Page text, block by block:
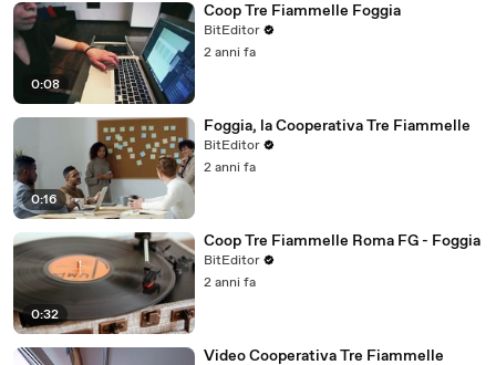
0:08
Coop Tre Fiammelle Foggia
BitEditor
2 anni fa
0:16
Foggia, la Cooperativa Tre Fiammelle
BitEditor
2 anni fa
0:32
Coop Tre Fiammelle Roma FG - Foggia
BitEditor
2 anni fa
Video Cooperativa Tre Fiammelle